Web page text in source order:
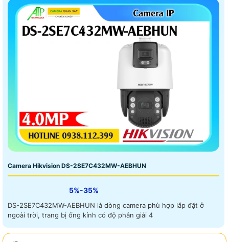
Camera Hikvision DS-2SE7C432MW-AEBHUN
5%-35%
DS-2SE7C432MW-AEBHUN là dòng camera phù hợp lắp đặt ở
ngoài trời, trang bị ống kính có độ phân giải 4